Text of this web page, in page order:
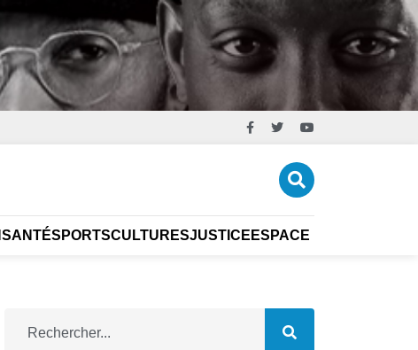
SANTÉSPORTSCULTURESJUSTICE ESPACE ÉCO